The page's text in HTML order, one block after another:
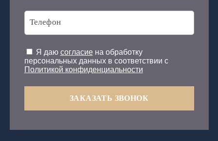
Я даю согласиена обработку
персональных данных в соответствии с
Политикой конфиденциальности
ЗАКАЗАТЬ ЗВОНОК